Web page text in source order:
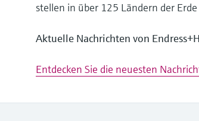
stellen in über 125 Ländern der
Aktuelle Nachrichten von
Entdecken Sie die neuesten